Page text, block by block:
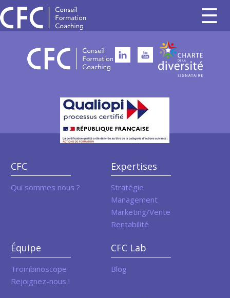
CFC
Qui sommes nous ?
Expertises
Stratégie
Management
Marketing/Vente
Rentabilité
Équipe
Trombinoscope
Rejoignez-nous !
CFC Lab
Blog